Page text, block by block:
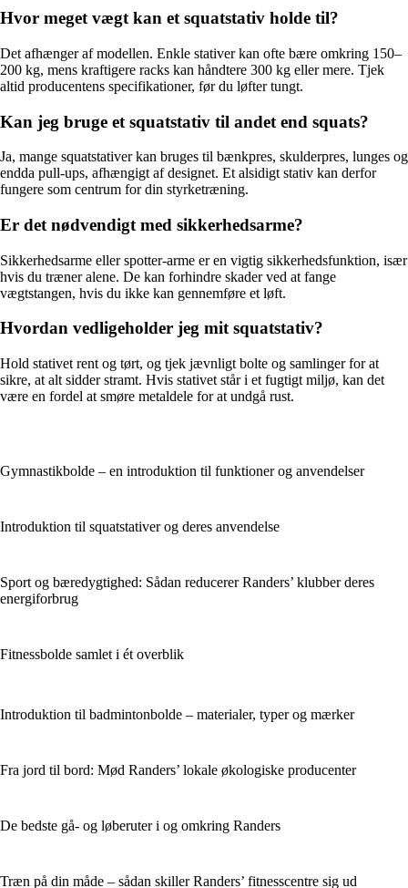
Hvor meget vægt kan et squatstativ holde til?
Det afhænger af modellen. Enkle stativer kan ofte bære omkring 150–
200 kg, mens kraftigere racks kan håndtere 300 kg eller mere. Tjek
altid producentens specifikationer, før du løfter tungt.
Kan jeg bruge et squatstativ til andet end squats?
Ja, mange squatstativer kan bruges til bænkpres, skulderpres, lunges og
endda pull-ups, afhængigt af designet. Et alsidigt stativ kan derfor
fungere som centrum for din styrketræning.
Er det nødvendigt med sikkerhedsarme?
Sikkerhedsarme eller spotter-arme er en vigtig sikkerhedsfunktion, især
hvis du træner alene. De kan forhindre skader ved at fange
vægtstangen, hvis du ikke kan gennemføre et løft.
Hvordan vedligeholder jeg mit squatstativ?
Hold stativet rent og tørt, og tjek jævnligt bolte og samlinger for at
sikre, at alt sidder stramt. Hvis stativet står i et fugtigt miljø, kan det
være en fordel at smøre metaldele for at undgå rust.
Gymnastikbolde – en introduktion til funktioner og anvendelser
Introduktion til squatstativer og deres anvendelse
Sport og bæredygtighed: Sådan reducerer Randers’ klubber deres
energiforbrug
Fitnessbolde samlet i ét overblik
Introduktion til badmintonbolde – materialer, typer og mærker
Fra jord til bord: Mød Randers’ lokale økologiske producenter
De bedste gå- og løberuter i og omkring Randers
Træn på din måde – sådan skiller Randers’ fitnesscentre sig ud